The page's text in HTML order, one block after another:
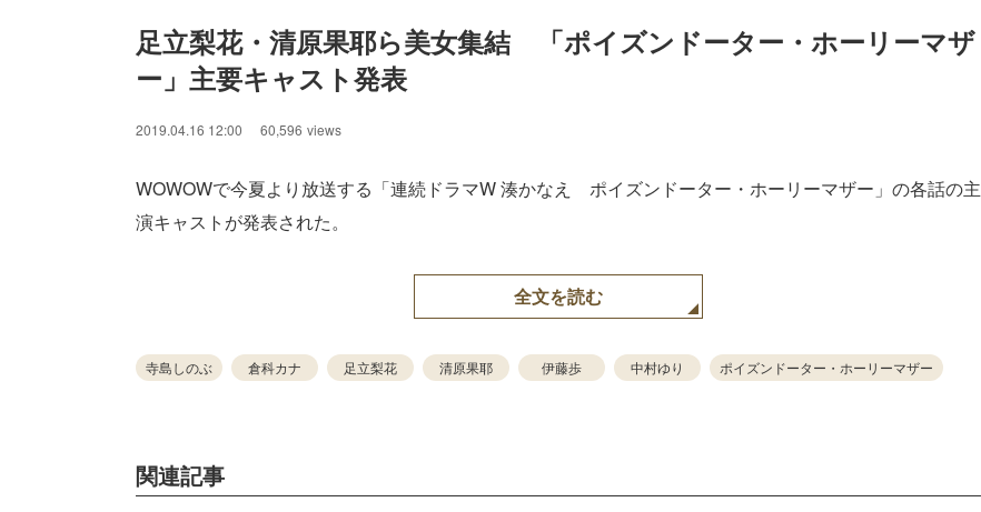
足立梨花・清原果耶ら美女集結　「ポイズンドーター・ホーリーマザ
ー」主要キャスト発表
2019.04.16 12:00 60,596 views
WOWOWで今夏より放送する「連続ドラマW 湊かなえ ポイズンドーター・ホーリーマザー」の各話の主
演キャストが発表された。
全文を読む
寺島しのぶ 倉科カナ 足立梨花 清原果耶 伊藤歩 中村ゆり ポイズンドーター・ホーリーマザー
関連記事